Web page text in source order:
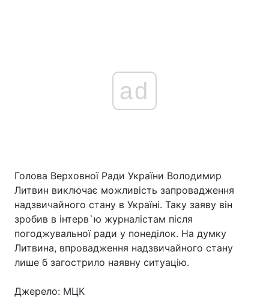
ad
Голова Верховної Ради України Володимир
Литвин виключає можливість запровадження
надзвичайного стану в Україні. Таку заяву він
зробив в інтерв`ю журналістам після
погоджувальної ради у понеділок. На думку
Литвина, впровадження надзвичайного стану
лише б загострило наявну ситуацію.
Джерело: МЦК